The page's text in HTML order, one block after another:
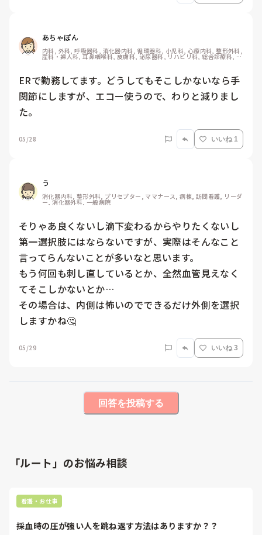
あちゃぽん
内科, 外科, 呼吸器科, 消化器内科, 循環器科, 小児科, 心療内科, 整形外科,
産科・婦人科, 耳鼻咽喉科, 皮膚科, 泌尿器科, リハビリ科, 総合診療科, 救
急科, 超急性期, ICU, CCU, HCU, その他の科, ママナース, 外来, 神経内
ペ室, 透析, 検診・健診
ERで勤務してます。どうしてもそこしかないなら手
関節にしますが、エコー使うので、わりと減りまし
た。
05/28 いいね 1
う
消化器内科, 整形外科, プリセプター, ママナース, 病棟, 訪問看護, リーダ
ー, 消化器外科, 一般病院
そりゃあ良くないし滴下変わるからやりたくないし
第一選択肢にはならないですが、実際はそんなこと
言ってらんないことが多いなと思います。
もう何回も刺し直しているとか、全然血管見えなく
てそこしかないとか…
その場合は、内側は怖いのでできるだけ外側を選択
しますかね🤔
05/29 いいね 3
回答を投稿する
「ルート」のお悩み相談
看護・お仕事
採血時の圧が強い人を跳ね返す方法はありますか？？